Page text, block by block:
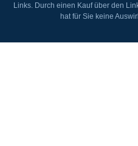
Links. Durch einen Kauf über den
hat für Sie keine